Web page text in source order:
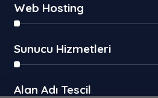
Web Hosting
Sunucu Hizmetleri
Alan Adı Tescil